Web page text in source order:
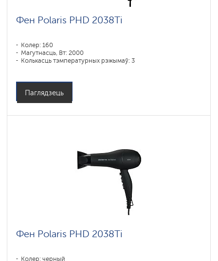
Фен Polaris PHD 2038Ti
Колер: 160
Магутнасць, Вт: 2000
Колькасць тэмпературных рэжымаў: 3
Паглядзець
Фен Polaris PHD 2038Ti
Колер: черный